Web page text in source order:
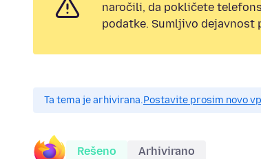
naročili, da pokličete
podatke. Sumljivo dejavnost
Ta tema je arhivirana.Postavite prosim novo
Rešeno Arhivirano